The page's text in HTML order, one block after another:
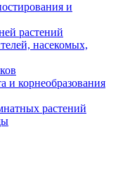
и
растений
насекомых,
и корнеобразования
растений